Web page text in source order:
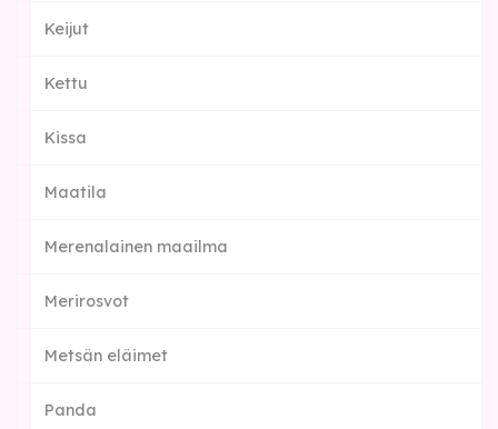
Keijut
Kettu
Kissa
Maatila
Merenalainen maailma
Merirosvot
Metsän eläimet
Panda